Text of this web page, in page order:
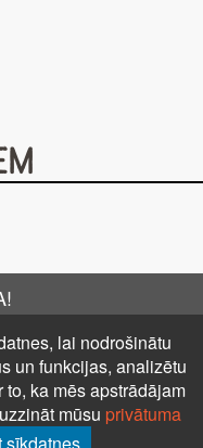
Autortiesības
– DISTANCES
↑
lai nodrošinātu
un funkcijas, analizētu
ka mēs apstrādājam
mūsu privātuma